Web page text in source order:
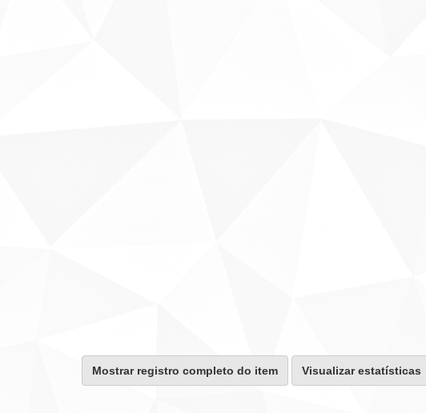
Mostrar registro completo do item Visualizar estatísticas